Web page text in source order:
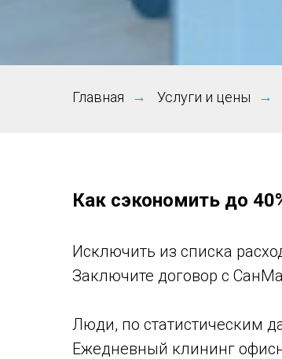
Главная → Услуги и цены →
Как сэкономить до
Исключить из списка
Заключите договор с
Люди, по статистическим
Ежедневный клининг